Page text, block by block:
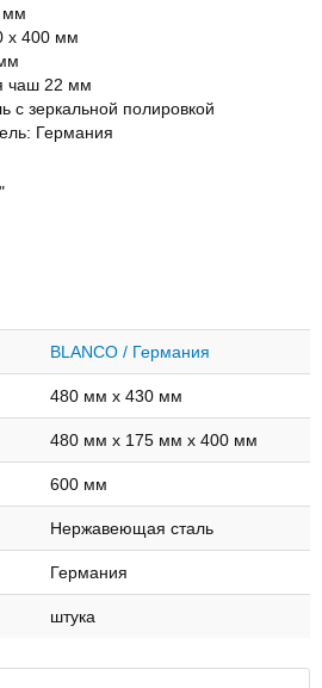
мм
х 400 мм
чаш 22 мм
с зеркальной полировкой
Германия
BLANCO / Германия
480 мм х 430 мм
480 мм х 175 мм x 400 мм
600 мм
Нержавеющая сталь
Германия
штука